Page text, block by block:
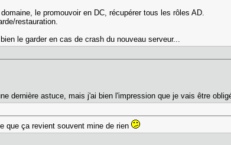
le promouvoir en DC, récupérer tous les rôles AD.
restauration.
le garder en cas de crash du nouveau serveur...
dernière astuce, mais j'ai bien l'impression que je vais être
que ça revient souvent mine de rien